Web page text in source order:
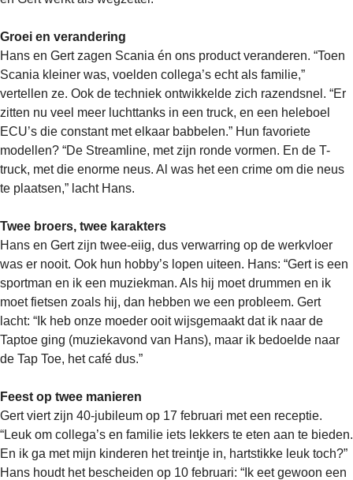
Groei en verandering
Hans en Gert zagen Scania én ons product veranderen. “Toen
Scania kleiner was, voelden collega’s echt als familie,”
vertellen ze. Ook de techniek ontwikkelde zich razendsnel. “Er
zitten nu veel meer luchttanks in een truck, en een heleboel
ECU’s die constant met elkaar babbelen.” Hun favoriete
modellen? “De Streamline, met zijn ronde vormen. En de T-
truck, met die enorme neus. Al was het een crime om die neus
te plaatsen,” lacht Hans.
Twee broers, twee karakters
Hans en Gert zijn twee-eiig, dus verwarring op de werkvloer
was er nooit. Ook hun hobby’s lopen uiteen. Hans: “Gert is een
sportman en ik een muziekman. Als hij moet drummen en ik
moet fietsen zoals hij, dan hebben we een probleem. Gert
lacht: “Ik heb onze moeder ooit wijsgemaakt dat ik naar de
Taptoe ging (muziekavond van Hans), maar ik bedoelde naar
de Tap Toe, het café dus.”
Feest op twee manieren
Gert viert zijn 40-jubileum op 17 februari met een receptie.
“Leuk om collega’s en familie iets lekkers te eten aan te bieden.
En ik ga met mijn kinderen het treintje in, hartstikke leuk toch?”
Hans houdt het bescheiden op 10 februari: “Ik eet gewoon een